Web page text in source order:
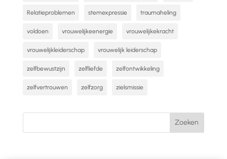
Relatieproblemen stemexpressie traumaheling
voldoen vrouwelijkeenergie vrouwelijkekracht
vrouwelijkleiderschap vrouwelijk leiderschap
zelfbewustzijn zelfliefde zelfontwikkeling
zelfvertrouwen zelfzorg zielsmissie